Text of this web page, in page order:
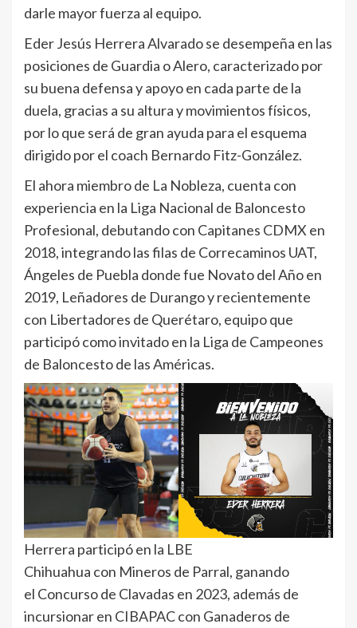
darle mayor fuerza al equipo.
Eder Jesús Herrera Alvarado se desempeña en las
posiciones de Guardia o Alero, caracterizado por
su buena defensa y apoyo en cada parte de la
duela, gracias a su altura y movimientos físicos,
por lo que será de gran ayuda para el esquema
dirigido por el coach Bernardo Fitz-González.
El ahora miembro de La Nobleza, cuenta con
experiencia en la Liga Nacional de Baloncesto
Profesional, debutando con Capitanes CDMX en
2018, integrando las filas de Correcaminos UAT,
Ángeles de Puebla donde fue Novato del Año en
2019, Leñadores de Durango y recientemente
con Libertadores de Querétaro, equipo que
participó como invitado en la Liga de Campeones
de Baloncesto de las Américas.
Herrera participó en la LBE
Chihuahua con Mineros de Parral, ganando
el Concurso de Clavadas en 2023, además de
incursionar en CIBAPAC con Ganaderos de